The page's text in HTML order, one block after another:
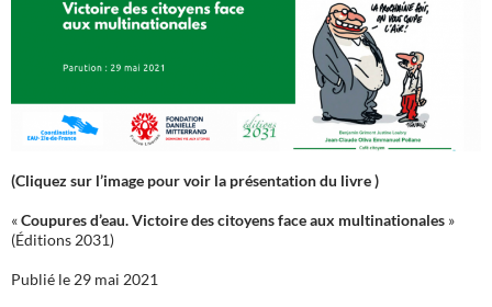
(Cliquez sur l’image pour voir la présentation du livre )
«Coupures d’eau. Victoire des citoyens face aux multinationales »
(Éditions 2031)
Publié le 29 mai 2021